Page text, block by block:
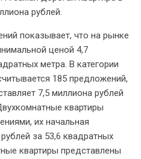
рублей.
показывает, что на рынке
ценой 4,7
метра. В категории
185 предложений,
7,5 миллиона рублей
квартиры
их начальная
за 53,6 квадратных
квартиры представлены